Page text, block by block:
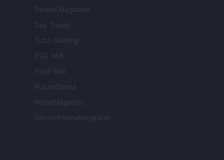
People Magazine
Day Travel
Tutto Gaming
ESG 365
Food Wiki
FuturoDonna
HomeMagazine
SecondHomeMagazine